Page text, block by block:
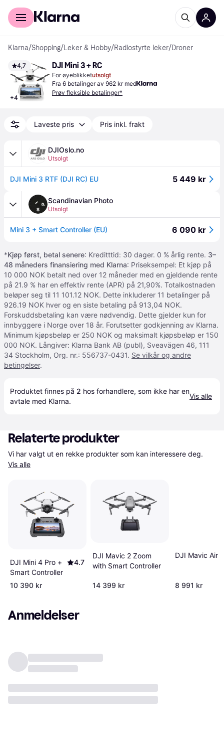
For kunder
Klarna/Shopping/Leker & Hobby/Radiostyrte leker/Droner
4,7
+4
DJI Mini 3 + RC
For øyeblikketutsolgt
Fra 6 betalinger av 962 kr med
Prøv fleksible betalinger*
Laveste pris Pris inkl. frakt
DJIOslo.no
Utsolgt
DJI Mini 3 RTF (DJI RC) EU 5 449 kr
Scandinavian Photo
Utsolgt
Mini 3 + Smart Controller (EU) 6 090 kr
*Kjøp først, betal senere: Kreditttid: 30 dager. 0 % årlig rente. 3–
48 måneders finansiering med Klarna: Priseksempel: Et kjøp på
10 000 NOK betalt ned over 12 måneder med en gjeldende rente
på 21.9 % har en effektiv rente (APR) på 21,90%. Totalkostnaden
beløper seg til 11 101.12 NOK. Dette inkluderer 11 betalinger på
926.19 NOK hver og en siste betaling på 913,04 NOK.
Forskuddsbetaling kan være nødvendig. Dette gjelder kun for
innbyggere i Norge over 18 år. Forutsetter godkjenning av Klarna.
Minimum kjøpsbeløp er 250 NOK og maksimalt kjøpsbeløp er 150
000 NOK. Långiver: Klarna Bank AB (publ), Sveavägen 46, 111
34 Stockholm, Org. nr.: 556737-0431. Se vilkår og andre
betingelser.
Produktet finnes på 2 hos forhandlere, som ikke har en
avtale med Klarna.
Vis alle
Relaterte produkter
Vis alle
DJI Mini 4 Pro +
Smart Controller
4.7
10 390 kr
DJI Mavic 2 Zoom
with Smart Controller
14 399 kr
DJI Mavic Air
8 991 kr
Anmeldelser